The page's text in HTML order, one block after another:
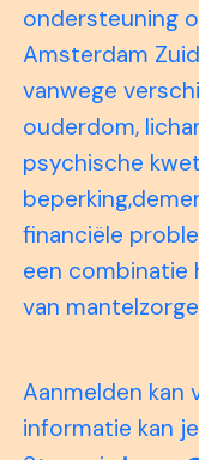
ondersteuning
Amsterdam
vanwege
ouderdom,
psychische
financiële
een combinatie
van
Aanmelden kan
informatie kan